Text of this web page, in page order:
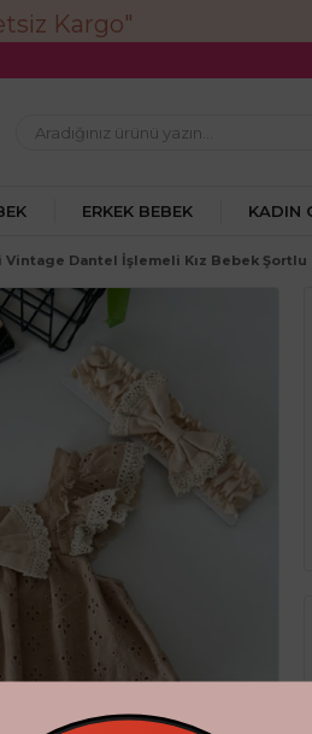
ERKEK BEBEK KADIN
Dantel İşlemeli Kız Bebek Şortlu